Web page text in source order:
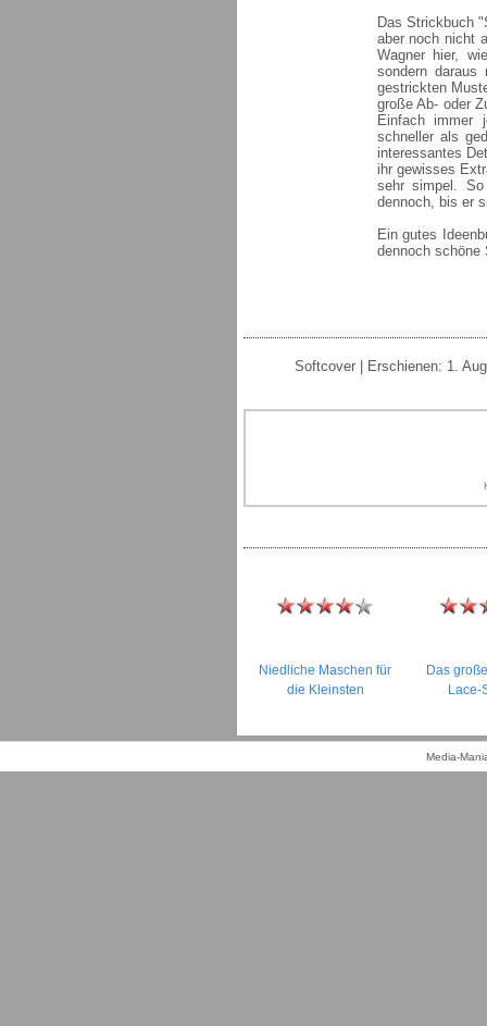
Das Strickbuch
aber noch nicht
Wagner hier,
sondern
gestrickten
große Ab- oder
Einfach immer
schneller als
interessantes
ihr gewisses
sehr simpel.
dennoch, bis er
Ein gutes
dennoch schöne
Softcover | Erschienen: 1.
Niedliche Maschen für
die Kleinsten
Das
Lace-
Media-